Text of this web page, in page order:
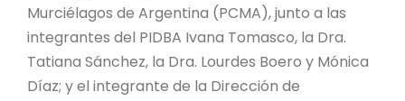
Murciélagos de Argentina (PCMA), junto a las
integrantes del PIDBA Ivana Tomasco, la Dra.
Tatiana Sánchez, la Dra. Lourdes Boero y Mónica
Díaz; y el integrante de la Dirección de